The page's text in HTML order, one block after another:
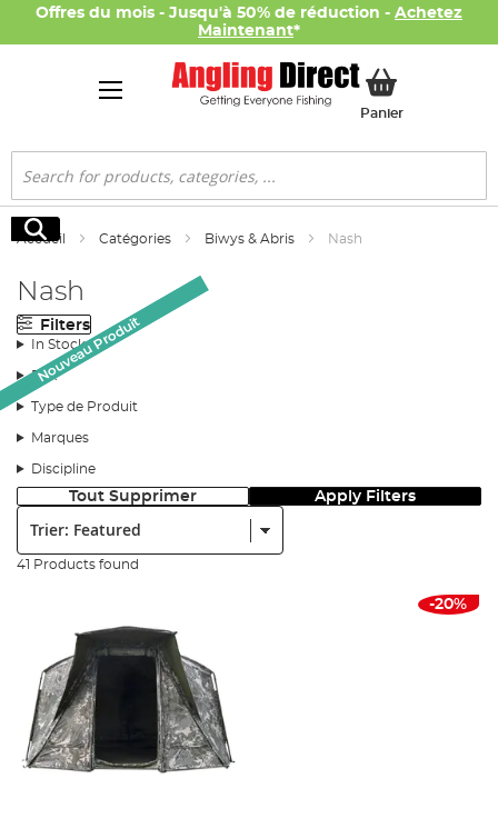
Offres du mois - Jusqu'à 50% de réduction - Achetez
Maintenant*
PanierMon panier
Rechercher
Rechercher
Accueil Catégories Biwys & Abris Nash
Nash
Filters
In Stock
Prix
Type de Produit
Marques
Discipline
Tout Supprimer Apply Filters
41 Products found
-20%
Nouveau Produit
Nouveau Produit